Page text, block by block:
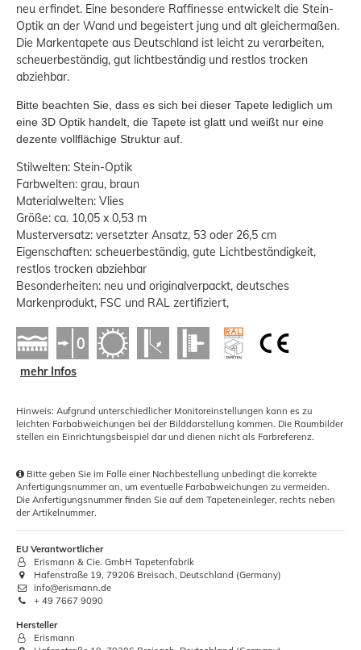
neu erfindet. Eine besondere Raffinesse entwickelt die Stein-
Optik an der Wand und begeistert jung und alt gleichermaßen.
Die Markentapete aus Deutschland ist leicht zu verarbeiten,
scheuerbeständig, gut lichtbeständig und restlos trocken
abziehbar.
Bitte beachten Sie, dass es sich bei dieser Tapete lediglich um
eine 3D Optik handelt, die Tapete ist glatt und weißt nur eine
dezente vollflächige Struktur auf.
Stilwelten: Stein-Optik
Farbwelten: grau, braun
Materialwelten: Vlies
Größe: ca. 10,05 x 0,53 m
Musterversatz: versetzter Ansatz, 53 oder 26,5 cm
Eigenschaften: scheuerbeständig, gute Lichtbeständigkeit,
restlos trocken abziehbar
Besonderheiten: neu und originalverpackt, deutsches
Markenprodukt, FSC und RAL zertifiziert,
mehr Infos
Hinweis: Aufgrund unterschiedlicher Monitoreinstellungen kann es zu
leichten Farbabweichungen bei der Bilddarstellung kommen. Die Raumbilder
stellen ein Einrichtungsbeispiel dar und dienen nicht als Farbreferenz.
Bitte geben Sie im Falle einer Nachbestellung unbedingt die korrekte
Anfertigungsnummer an, um eventuelle Farbabweichungen zu vermeiden.
Die Anfertigungsnummer finden Sie auf dem Tapeteneinleger, rechts neben
der Artikelnummer.
EU Verantwortlicher
Erismann & Cie. GmbH Tapetenfabrik
Hafenstraße 19, 79206 Breisach, Deutschland (Germany)
info@erismann.de
+ 49 7667 9090
Hersteller
Erismann